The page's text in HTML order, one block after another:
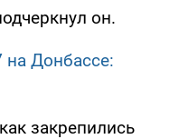
он.
Донбассе:
закрепились